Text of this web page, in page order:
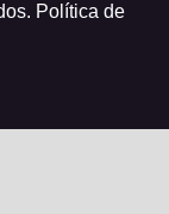
Política de